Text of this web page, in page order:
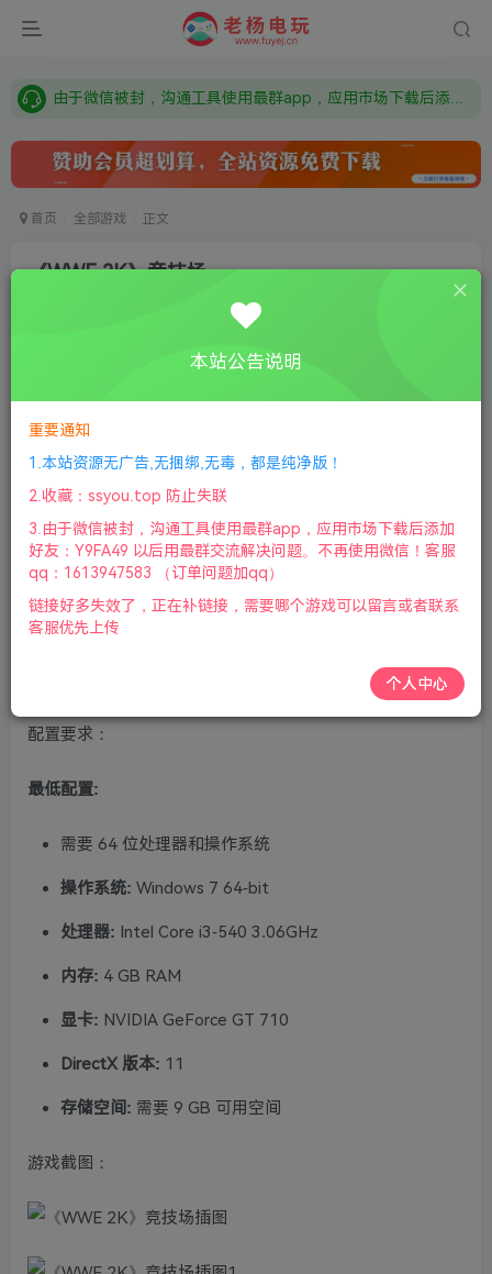
需要什么游戏请联系客服，若链接失效请联系客服，百度网盘边上的激活码也是解压密码
由于微信被封，沟通工具使用最群app，应用市场下载后添加好友：Y9FA49 以后用最群交流解决问题。不再使用微信！
首页 全部游戏 正文
《WWE 2K》竞技场
①下载安装教程 ②下载安装视频教程 ③ 游戏运行
版本介绍：v1.5.0.5|容量8.5GB|官方简体中文|支持键盘.鼠
标.手柄|赠多项修改器|2021年02月15号更新
游戏介绍：
WWE的世界就是一个令人血脉喷张的竞技场，它将为你带来
人物将在充满异域风情的各种可互动场景中一决胜负。
配置要求：
最低配置:
需要 64 位处理器和操作系统
操作系统: Windows 7 64-bit
处理器: Intel Core i3-540 3.06GHz
内存: 4 GB RAM
显卡: NVIDIA GeForce GT 710
DirectX 版本: 11
存储空间: 需要 9 GB 可用空间
游戏截图：
本站公告说明
重要通知
1.本站资源无广告,无捆绑,无毒，都是纯净版！
2.收藏：ssyou.top 防止失联
3.由于微信被封，沟通工具使用最群app，应用市场下载后添加
好友：Y9FA49 以后用最群交流解决问题。不再使用微信！客服
qq：1613947583 （订单问题加qq）
链接好多失效了，正在补链接，需要哪个游戏可以留言或者联系
客服优先上传
个人中心